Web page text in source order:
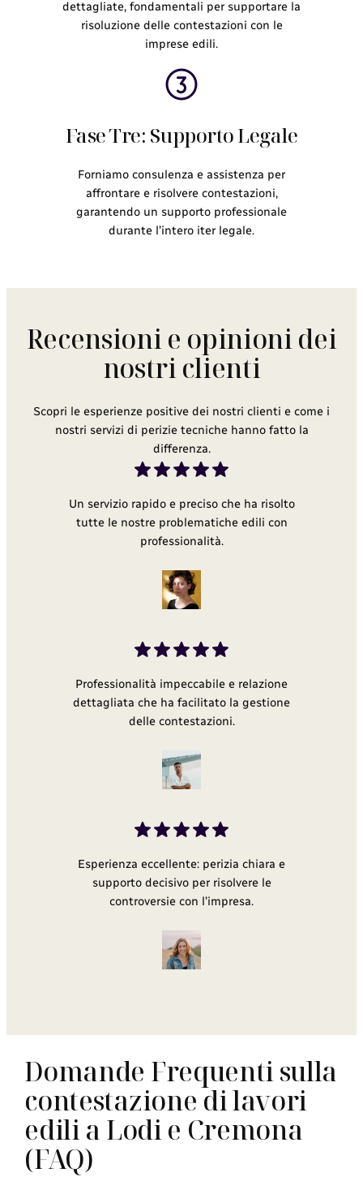
dettagliate, fondamentali per supportare la
risoluzione delle contestazioni con le
imprese edili.
Fase Tre: Supporto Legale
Forniamo consulenza e assistenza per
affrontare e risolvere contestazioni,
garantendo un supporto professionale
durante l’intero iter legale.
Recensioni e opinioni dei
nostri clienti
Scopri le esperienze positive dei nostri clienti e come i
nostri servizi di perizie tecniche hanno fatto la
differenza.
Un servizio rapido e preciso che ha risolto
tutte le nostre problematiche edili con
professionalità.
Professionalità impeccabile e relazione
dettagliata che ha facilitato la gestione
delle contestazioni.
Esperienza eccellente: perizia chiara e
supporto decisivo per risolvere le
controversie con l’impresa.
Domande Frequenti sulla
contestazione di lavori
edili a Lodi e Cremona
(FAQ)